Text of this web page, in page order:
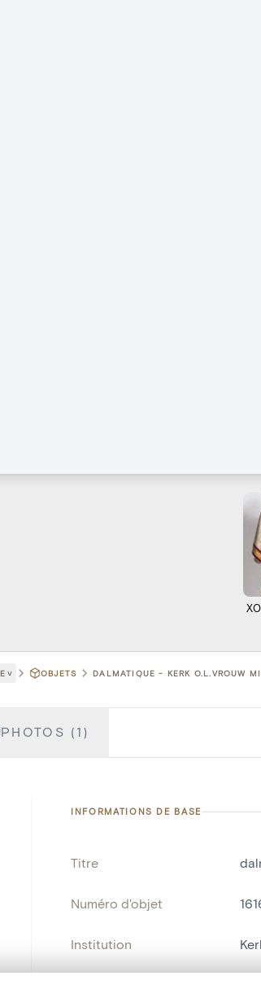
˅ OBJETS DALMATIQUE - KERK O.L.VROUW
PHOTOS (1)
INFORMATIONS DE BASE
Titre
Numéro d'objet
Institution